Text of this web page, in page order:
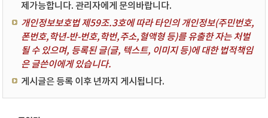
제가능합니다. 관리자에게 문의바랍니다.
개인정보보호법 제59조.3호에 따라 타인의 개인정보(주민번호,
폰번호,학년-반-번호,학번,주소,혈액형 등)를 유출한 자는 처벌
될 수 있으며, 등록된 글(글, 텍스트, 이미지 등)에 대한 법적책임
은 글쓴이에게 있습니다.
게시글은 등록 이후 년까지 게시됩니다.